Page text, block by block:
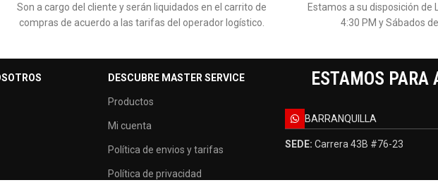
Son a cargo del cliente y serán liquidados en el carrito de
compras de acuerdo a las tarifas del operador logístico.
Estamos a su disposición de
4:30 PM y Sábados
DESCUBRE MASTER SERVICE
Productos
Mi cuenta
Política de envios y tarifas
Política de privacidad
ESTAMOS PARA
BARRANQUILLA
SEDE: Carrera 43B #76-23